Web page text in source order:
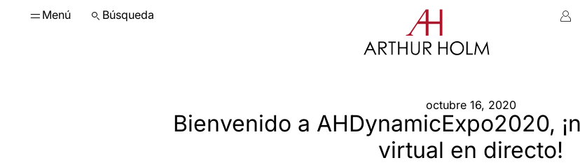
Menú Búsqueda
octubre 16, 2020
Bienvenido a AHDynamicExpo2020,
virtual en directo!